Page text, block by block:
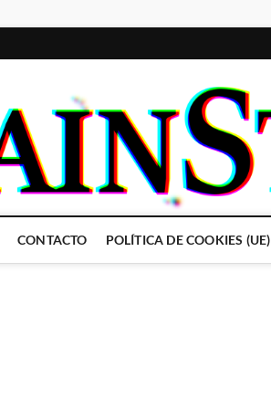
CONTACTO POLÍTICA DE COOKIES (UE)